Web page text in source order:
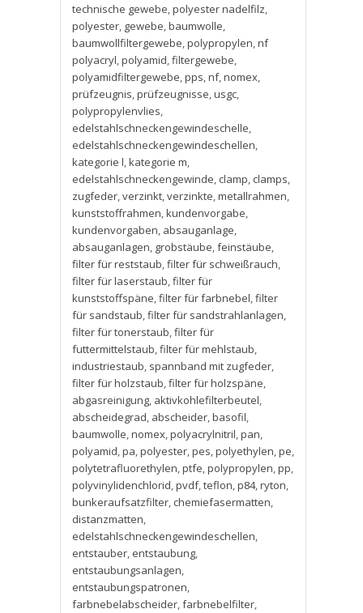
technische gewebe,polyester nadelfilz,
polyester, gewebe,baumwolle,
baumwollfiltergewebe,polypropylen,nf
polyacryl,polyamid,filtergewebe,
polyamidfiltergewebe,pps,nf,nomex,
prüfzeugnis,prüfzeugnisse,usgc,
polypropylenvlies,
edelstahlschneckengewindeschelle,
edelstahlschneckengewindeschellen,
kategorie l,kategorie m,
edelstahlschneckengewinde, clamp, clamps,
zugfeder,verzinkt,verzinkte,metallrahmen,
kunststoffrahmen,kundenvorgabe,
kundenvorgaben, absauganlage,
absauganlagen, grobstäube,feinstäube,
filter für reststaub,filter für schweißrauch,
filter für laserstaub,filter für
kunststoffspäne,filter für farbnebel,filter
für sandstaub,filter für sandstrahlanlagen,
filter für tonerstaub,filter für
futtermittelstaub,filter für mehlstaub,
industriestaub, spannband mit zugfeder,
filter für holzstaub,filter für holzspäne,
abgasreinigung, aktivkohlefilterbeutel,
abscheidegrad, abscheider,basofil,
baumwolle,nomex,polyacrylnitril,pan,
polyamid,pa,polyester,pes,polyethylen,pe,
polytetrafluorethylen,ptfe,polypropylen,pp,
polyvinylidenchlorid,pvdf,teflon,p84,ryton,
bunkeraufsatzfilter, chemiefasermatten,
distanzmatten,
edelstahlschneckengewindeschellen,
entstauber, entstaubung,
entstaubungsanlagen,
entstaubungspatronen,
farbnebelabscheider,farbnebelfilter,